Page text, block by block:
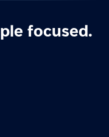
focused.